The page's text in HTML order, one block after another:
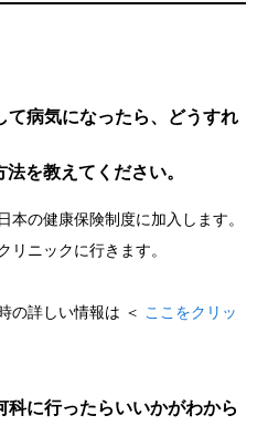
病気になったら、どうすれ
を教えてください。
本の健康保険制度に加入します。
リニックに行きます。
の詳しい情報は ＜ ここをクリッ
に行ったらいいかがわから